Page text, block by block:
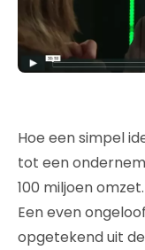
Hoe een simpel
tot een
100 miljoen
Een even
opgetekend uit